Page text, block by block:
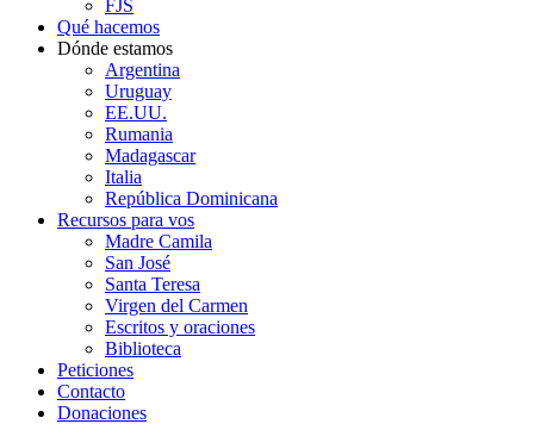
FJS
Qué hacemos
Dónde estamos
Argentina
Uruguay
EE.UU.
Rumania
Madagascar
Italia
República Dominicana
Recursos para vos
Madre Camila
San José
Santa Teresa
Virgen del Carmen
Escritos y oraciones
Biblioteca
Peticiones
Contacto
Donaciones